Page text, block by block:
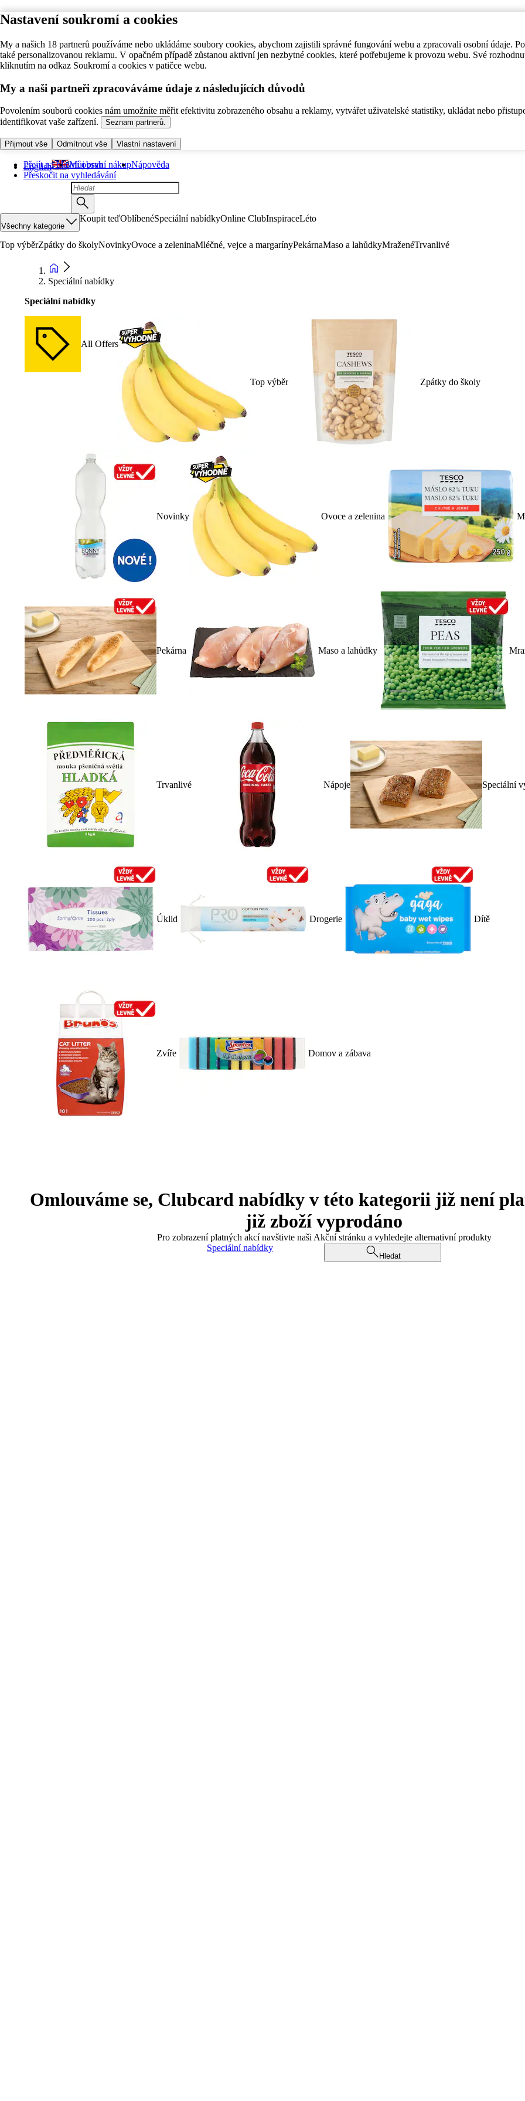
Nastavení soukromí a cookies
My a našich 18 partnerů používáme nebo ukládáme soubory cookies, abychom zajistili správné fungování webu a zpracovali osobní údaje.
také personalizovanou reklamu. V opačném případě zůstanou aktivní jen nezbytné cookies, které potřebujeme k provozu webu. Své
kliknutím na odkaz Soukromí a cookies v patičce webu.
My a naši partneři zpracováváme údaje z následujících důvodů
Povolením souborů cookies nám umožníte měřit efektivitu zobrazeného obsahu a reklamy, vytvářet uživatelské statistiky, ukládat nebo
identifikovat vaše zařízení.
Seznam partnerů.
Přijmout vše Odmítnout vše Vlastní nastavení
Přejít na hlavní obsah
Přeskočit na vyhledávání
English Můj první nákupNápověda
Všechny kategorie
Koupit teďOblíbenéSpeciální nabídkyOnline ClubInspiraceLéto
Top výběrZpátky do školyNovinkyOvoce a zeleninaMléčné, vejce a margarínyPekárnaMaso a lahůdkyMraženéTrvanlivé
Speciální nabídky
Speciální nabídky
All Offers
Top výběr Zpátky do školy
Novinky Ovoce a zelenina
Pekárna Maso a lahůdky
Trvanlivé Nápoje Speciální
Úklid Drogerie Dítě
Zvíře Domov a zábava
Omlouváme se, Clubcard nabídky v této kategorii již není
již zboží vyprodáno
Pro zobrazení platných akcí navštivte naši Akční stránku a vyhledejte alternativní produkty
Speciální nabídky
Hledat